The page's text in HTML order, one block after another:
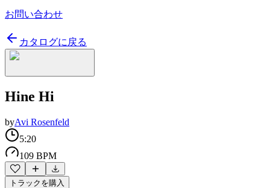
お問い合わせ
カタログに戻る
Hine Hi
byAvi Rosenfeld
5:20
109 BPM
トラックを購入